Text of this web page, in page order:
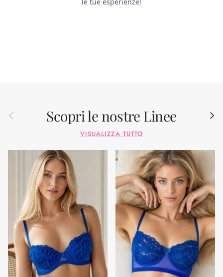
Indietro Scopri le nostre Linee
VISUALIZZA TUTTO